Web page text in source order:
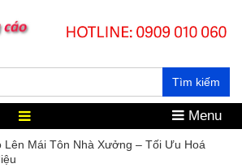
Tìm kiếm
Menu
Lên Mái Tôn Nhà Xưởng – Tối Ưu Hoá